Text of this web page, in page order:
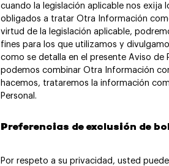
cuando la legislación aplicable nos exija
obligados a tratar Otra Información
virtud de la legislación aplicable,
fines para los que utilizamos y
como se detalla en el presente Aviso de
podemos combinar Otra Información
hacemos, trataremos la información
Personal.
Preferencias de exclusión de
Por respeto a su privacidad, usted